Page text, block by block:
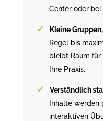
Center oder bei
Kleine
Regel bis
bleibt Raum für
Ihre Praxis.
Verständlich
Inhalte werden
interaktiven